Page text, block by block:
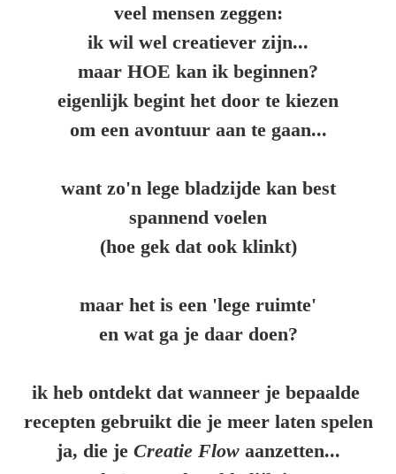
veel mensen zeggen:
ik wil wel creatiever zijn...
maar HOE kan ik beginnen?
eigenlijk begint het door te kiezen
om een avontuur aan te gaan...
want zo'n lege bladzijde kan best
spannend voelen
(hoe gek dat ook klinkt)
maar het is een 'lege ruimte'
en wat ga je daar doen?
ik heb ontdekt dat wanneer je bepaalde
recepten gebruikt die je meer laten spelen
ja, die je Creatie Flowaanzetten...